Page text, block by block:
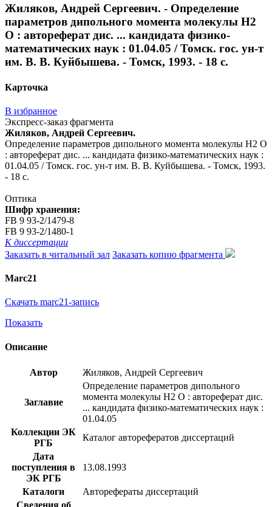
Жиляков, Андрей Сергеевич. - Определение
параметров дипольного момента молекулы H2
O : автореферат дис. ... кандидата физико-
математических наук : 01.04.05 / Томск. гос. ун-т
им. В. В. Куйбышева. - Томск, 1993. - 18 с.
Карточка
В избранное
Экспресс-заказ фрагмента
Жиляков, Андрей Сергеевич.
Определение параметров дипольного момента молекулы H2 O
: автореферат дис. ... кандидата физико-математических наук :
01.04.05 / Томск. гос. ун-т им. В. В. Куйбышева. - Томск, 1993.
- 18 с.
Оптика
Шифр хранения:
FB 9 93-2/1479-8
FB 9 93-2/1480-1
К диссертации
Заказать в читальный зал Заказать копию фрагмента
Marc21
Скачать marc21-запись
Показать
Описание
Автор Жиляков, Андрей Сергеевич
Заглавие
Определение параметров дипольного
момента молекулы H2 O : автореферат дис.
... кандидата физико-математических наук :
01.04.05
Коллекции ЭК
РГБ
Каталог авторефератов диссертаций
Дата
поступления в
ЭК РГБ
13.08.1993
Каталоги
Авторефераты диссертаций
Сведения об